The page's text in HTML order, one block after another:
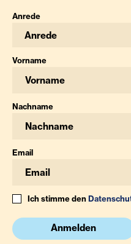
Anrede
Anrede
Vorname
Nachname
Email
Ich stimme den
Anmelden